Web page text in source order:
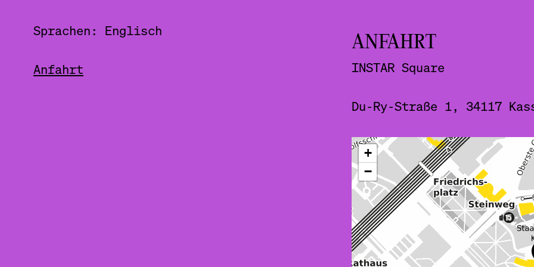
Sprachen: Englisch
Anfahrt
ANFAHRT
INSTAR Square
Du-Ry-Straße 1, 34117
ˇ